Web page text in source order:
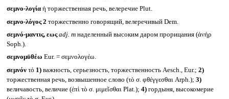
σεμνο-λογία ἡ торжественная речь, велеречие Plut.
σεμνο-λόγος 2 торжественно говорящий, велеречивый Dem.
σεμνό-μαντις, εως adj. mнаделенный высоким даром прорицания (ἀνήρ
Soph.).
σεμνομῡθέω Eur. = σεμνολογέω.
σεμνόν τό 1)важность, серьезность, торжественность Aesch., Eur.; 2)
торжественная речь, возвышенное слово (τὸ σ. φθέγγεσθαι Arph.); 3)
величавость, величие (ἐπὶ τὸ σ. μιμεῖσθαι Plat.); 4)гордыня, высокомерие